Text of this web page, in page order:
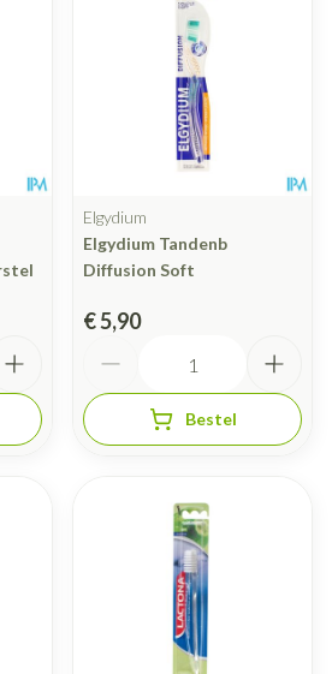
Elgydium
Elgydium Tandenb
Diffusion Soft
€ 5,90
Bestel